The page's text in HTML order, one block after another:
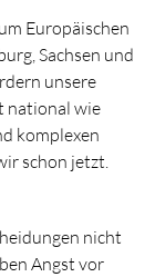
Europäischen
Sachsen und
unsere
national wie
komplexen
schon jetzt.
nicht
Angst vor